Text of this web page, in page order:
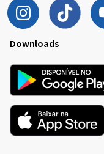
Downloads